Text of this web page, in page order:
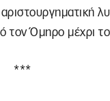
τον Όμηρο μέχρι
***